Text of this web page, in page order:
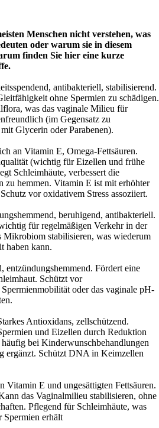
Menschen nicht verstehen, was
oder warum sie in diesem
finden Sie hier eine kurze
antibakteriell, stabilisierend.
ohne Spermien zu schädigen.
was das vaginale Milieu für
(im Gegensatz zu
Glycerin oder Parabenen).
an Vitamin E, Omega-Fettsäuren.
(wichtig für Eizellen und frühe
Schleimhäute, verbessert die
zu hemmen. Vitamin E ist mit erhöhter
vor oxidativem Stress assoziiert.
beruhigend, antibakteriell.
für regelmäßigen Verkehr in der
Mikrobiom stabilisieren, was wiederum
haben kann.
entzündungshemmend. Fördert eine
Schützt vor
oder das vaginale pH-
Antioxidans, zellschützend.
und Eizellen durch Reduktion
bei Kinderwunschbehandlungen
ergänzt. Schützt DNA in Keimzellen
Vitamin E und ungesättigten Fettsäuren.
das Vaginalmilieu stabilisieren, ohne
Pflegend für Schleimhäute, was
erhält